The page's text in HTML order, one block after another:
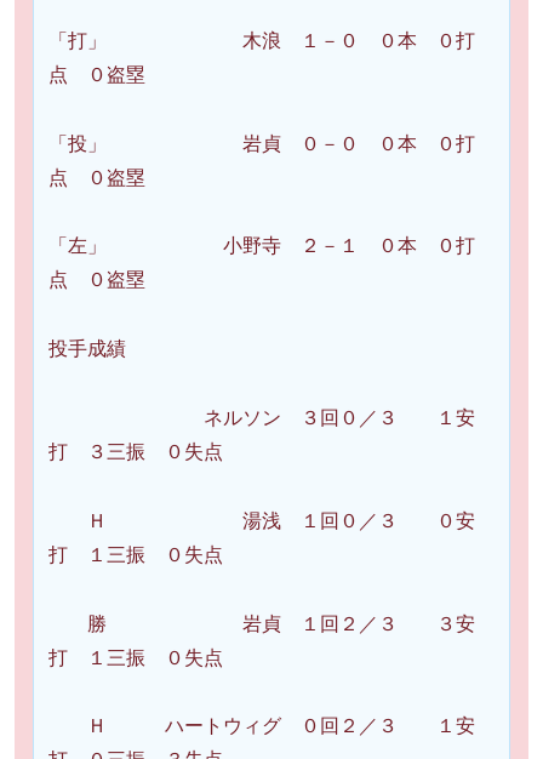
「打」 木浪 １－０ ０本 ０打
点 ０盗塁
「投」 岩貞 ０－０ ０本 ０打
点 ０盗塁
「左」 小野寺 ２－１ ０本 ０打
点 ０盗塁
投手成績
ネルソン ３回０／３ １安
打 ３三振 ０失点
Ｈ 湯浅 １回０／３ ０安
打 １三振 ０失点
勝 岩貞 １回２／３ ３安
打 １三振 ０失点
Ｈ ハートウィグ ０回２／３ １安